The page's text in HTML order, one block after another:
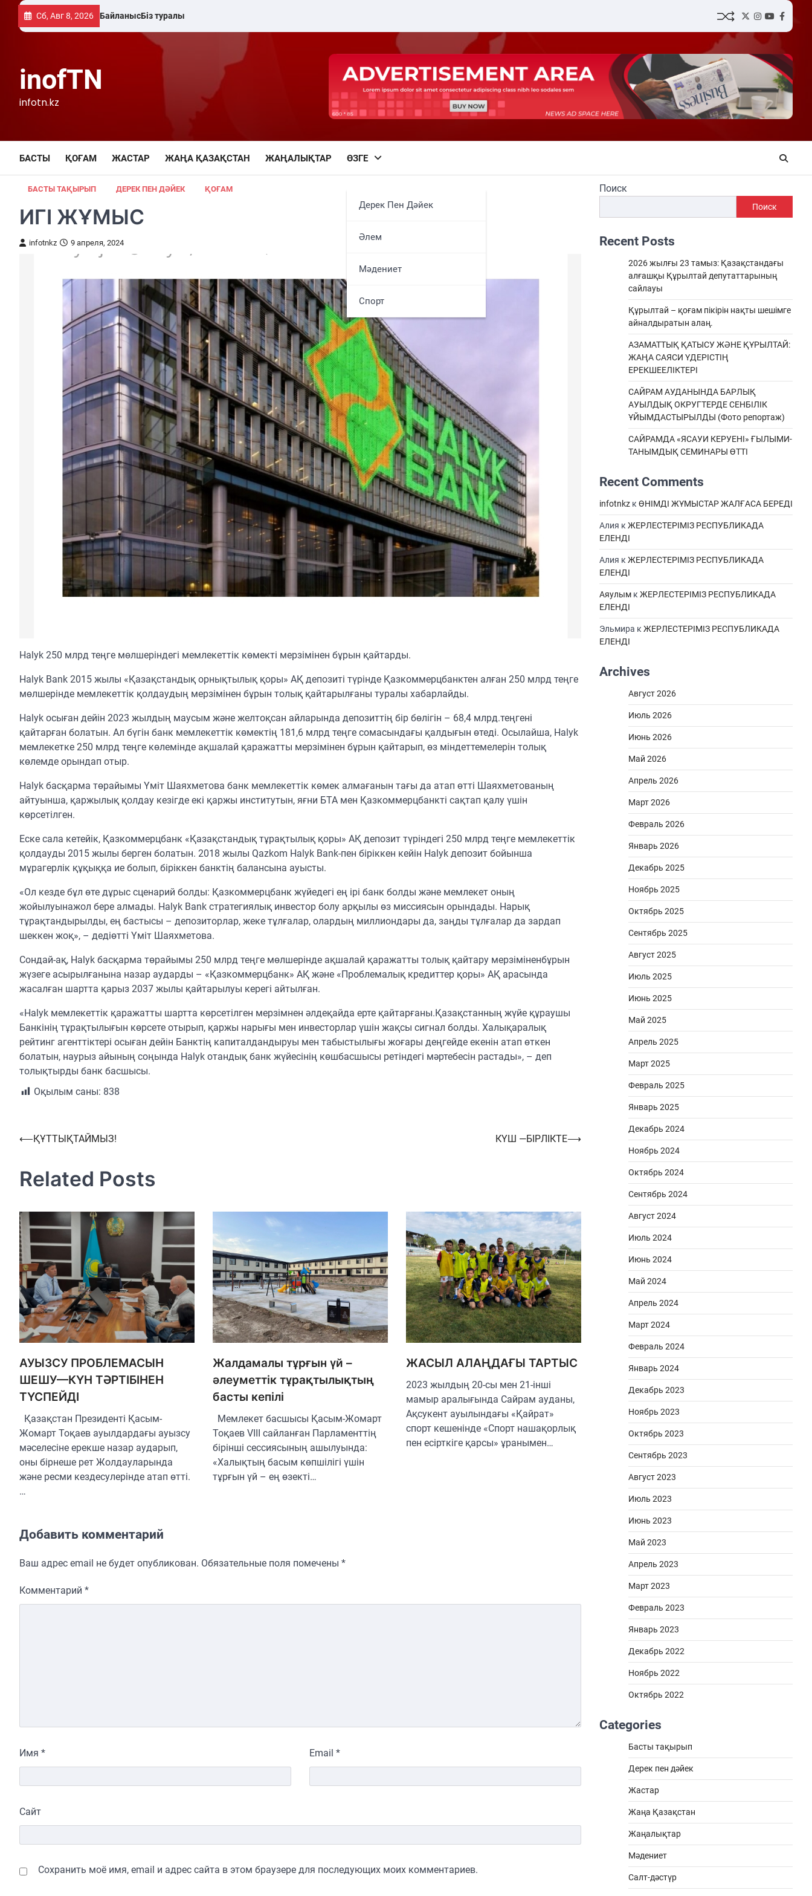
content
Сб, Авг 8, 2026 БайланысБіз туралы
TwitterInstagram
YouTube
inofTN
infotn.kz
БАСТЫ ҚОҒАМ ЖАСТАР ЖАҢА ҚАЗАҚСТАН ЖАҢАЛЫҚТАР ӨЗГЕ
Дерек Пен Дәйек
Әлем
Мәдениет
Спорт
БАСТЫ ТАҚЫРЫП ДЕРЕК ПЕН ДӘЙЕК ҚОҒАМ
ИГІ ЖҰМЫС
infotnkz 9 апреля, 2024
Halyk 250 млрд теңге мөлшеріндегі мемлекеттік көмекті мерзімінен бұрын қайтарды.
Halyk Bank 2015 жылы «Қазақстандық орнықтылық қоры» АҚ депозиті түрінде Қазкоммерцбанктен алған 250 млрд теңге
мөлшерінде мемлекеттік қолдаудың мерзімінен бұрын толық қайтарылғаны туралы хабарлайды.
Halyk осыған дейін 2023 жылдың маусым және желтоқсан айларында депозиттің бір бөлігін – 68,4 млрд.теңгені
қайтарған болатын. Ал бүгін банк мемлекеттік көмектің 181,6 млрд теңге сомасындағы қалдығын өтеді. Осылайша, Halyk
мемлекетке 250 млрд теңге көлемінде ақшалай қаражатты мерзімінен бұрын қайтарып, өз міндеттемелерін толық
көлемде орындап отыр.
Halyk басқарма төрайымы Үміт Шаяхметова банк мемлекеттік көмек алмағанын тағы да атап өтті Шаяхметованың
айтуынша, қаржылық қолдау кезігде екі қаржы институтын, яғни БТА мен Қазкоммерцбанкті сақтап қалу үшін
көрсетілген.
Еске сала кетейік, Қазкоммерцбанк «Қазақстандық тұрақтылық қоры» АҚ депозит түріндегі 250 млрд теңге мемлекеттік
қолдауды 2015 жылы берген болатын. 2018 жылы Qazkom Halyk Bank-пен біріккен кейін Halyk депозит бойынша
мұрагерлік құқыққа ие болып, біріккен банктің балансына ауысты.
«Ол кезде бұл өте дұрыс сценарий болды: Қазкоммерцбанк жүйедегі ең ірі банк болды және мемлекет оның
жойылуынажол бере алмады. Halyk Bank стратегиялық инвестор болу арқылы өз миссиясын орындады. Нарық
тұрақтандырылды, ең бастысы – депозиторлар, жеке тұлғалар, олардың миллиондары да, заңды тұлғалар да зардап
шеккен жоқ», – дедіөтті Үміт Шаяхметова.
Сондай-ақ, Halyk басқарма төрайымы 250 млрд теңге мөлшерінде ақшалай қаражатты толық қайтару мерзіміненбұрын
жүзеге асырылғанына назар аударды – «Қазкоммерцбанк» АҚ және «Проблемалық кредиттер қоры» АҚ арасында
жасалған шартта қарыз 2037 жылы қайтарылуы керегі айтылған.
«Halyk мемлекеттік қаражатты шартта көрсетілген мерзімнен әлдеқайда ерте қайтарғаны.Қазақстанның жүйе құраушы
Банкінің тұрақтылығын көрсете отырып, қаржы нарығы мен инвесторлар үшін жақсы сигнал болды. Халықаралық
рейтинг агенттіктері осыған дейін Банктің капиталдандыруы мен табыстылығы жоғары деңгейде екенін атап өткен
болатын, наурыз айының соңында Halyk отандық банк жүйесінің көшбасшысы ретіндегі мәртебесін растады», – деп
толықтырды банк басшысы.
Оқылым саны: 838
Навигация
записям
⟵ ҚҰТТЫҚТАЙМЫЗ! КҮШ —БІРЛІКТЕ⟶
Related Posts
АУЫЗСУ ПРОБЛЕМАСЫН
ШЕШУ—КҮН ТӘРТІБІНЕН
ТҮСПЕЙДІ
Қазақстан Президенті Қасым-
Жомарт Тоқаев ауылдардағы ауызсу
мәселесіне ерекше назар аударып,
оны бірнеше рет Жолдауларында
және ресми кездесулерінде атап өтті.
…
Жалдамалы тұрғын үй –
әлеуметтік тұрақтылықтың
басты кепілі
Мемлекет басшысы Қасым-Жомарт
Тоқаев VIII сайланған Парламенттің
бірінші сессиясының ашылуында:
«Халықтың басым көпшілігі үшін
тұрғын үй – ең өзекті…
ЖАСЫЛ АЛАҢДАҒЫ ТАРТЫС
2023 жылдың 20-сы мен 21-інші
мамыр аралығында Сайрам ауданы,
Ақсукент ауылындағы «Қайрат»
спорт кешенінде «Спорт нашақорлық
пен есірткіге қарсы» ұранымен…
Добавить комментарий
Ваш адрес email не будет опубликован. Обязательные поля помечены *
Комментарий *
Имя * Email *
Сайт
Сохранить моё имя, email и адрес сайта в этом браузере для последующих моих комментариев.
Поиск
Поиск
Recent Posts
2026 жылғы 23 тамыз: Қазақстандағы
алғашқы Құрылтай депутаттарының
сайлауы
Құрылтай – қоғам пікірін нақты шешімге
айналдыратын алаң.
АЗАМАТТЫҚ ҚАТЫСУ ЖӘНЕ ҚҰРЫЛТАЙ:
ЖАҢА САЯСИ ҮДЕРІСТІҢ
ЕРЕКШEЕЛІКТЕРІ
САЙРАМ АУДАНЫНДА БАРЛЫҚ
АУЫЛДЫҚ ОКРУГТЕРДЕ СЕНБІЛІК
ҰЙЫМДАСТЫРЫЛДЫ (Фото репортаж)
САЙРАМДА «ЯСАУИ КЕРУЕНІ» ҒЫЛЫМИ-
ТАНЫМДЫҚ СЕМИНАРЫ ӨТТІ
Recent Comments
infotnkz к ӨНІМДІ ЖҰМЫСТАР ЖАЛҒАСА БЕРЕДІ
Алия к ЖЕРЛЕСТЕРІМІЗ РЕСПУБЛИКАДА
ЕЛЕНДІ
Алия к ЖЕРЛЕСТЕРІМІЗ РЕСПУБЛИКАДА
ЕЛЕНДІ
Аяулым к ЖЕРЛЕСТЕРІМІЗ РЕСПУБЛИКАДА
ЕЛЕНДІ
Эльмира к ЖЕРЛЕСТЕРІМІЗ РЕСПУБЛИКАДА
ЕЛЕНДІ
Archives
Август 2026
Июль 2026
Июнь 2026
Май 2026
Апрель 2026
Март 2026
Февраль 2026
Январь 2026
Декабрь 2025
Ноябрь 2025
Октябрь 2025
Сентябрь 2025
Август 2025
Июль 2025
Июнь 2025
Май 2025
Апрель 2025
Март 2025
Февраль 2025
Январь 2025
Декабрь 2024
Ноябрь 2024
Октябрь 2024
Сентябрь 2024
Август 2024
Июль 2024
Июнь 2024
Май 2024
Апрель 2024
Март 2024
Февраль 2024
Январь 2024
Декабрь 2023
Ноябрь 2023
Октябрь 2023
Сентябрь 2023
Август 2023
Июль 2023
Июнь 2023
Май 2023
Апрель 2023
Март 2023
Февраль 2023
Январь 2023
Декабрь 2022
Ноябрь 2022
Октябрь 2022
Categories
Басты тақырып
Дерек пен дәйек
Жастар
Жаңа Қазақстан
Жаңалықтар
Мәдениет
Салт-дәстүр